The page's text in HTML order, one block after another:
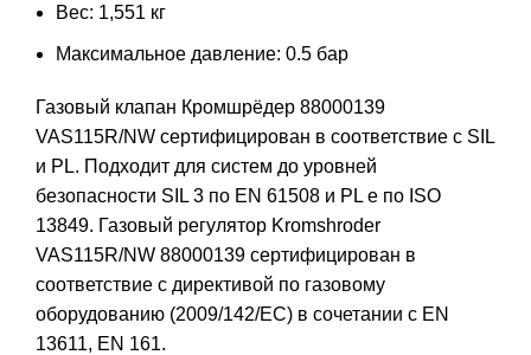
Вес: 1,551 кг
Максимальное давление: 0.5 бар
Газовый клапан Кромшрёдер 88000139
VAS115R/NW сертифицирован в соответствие с SIL
и PL. Подходит для систем до уровней
безопасности SIL 3 по EN 61508 и PL e по ISO
13849. Газовый регулятор Kromshroder
VAS115R/NW 88000139 сертифицирован в
соответствие с директивой по газовому
оборудованию (2009/142/ЕС) в сочетании с EN
13611, EN 161.